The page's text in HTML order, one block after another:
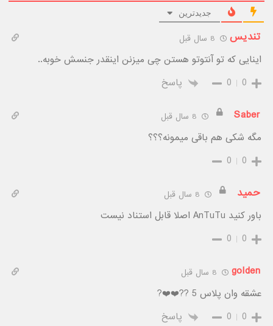
جدیدترین
تندیس
اینایی که تو آنتوتو هستن چی میزنن اینقدر جنسش خوبه..
0
0 پاسخ
Saber
مگه شکی هم باقی میمونه؟؟؟
0
0
حمید
باور کنید AnTuTu اصلا قابل استناد نیست
0
0
golden 8 سال قبل
عشقه وان پلاس 5 ??❤️❤️?
0
0 پاسخ